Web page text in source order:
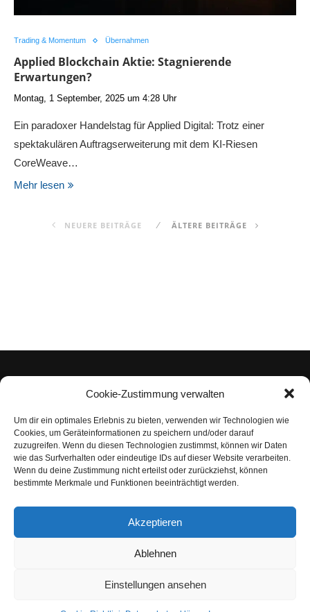
Cookie-Zustimmung verwalten
Um dir ein optimales Erlebnis zu bieten, verwenden wir Technologien wie
Cookies, um Geräteinformationen zu speichern und/oder darauf
zuzugreifen. Wenn du diesen Technologien zustimmst, können wir Daten
wie das Surfverhalten oder eindeutige IDs auf dieser Website verarbeiten.
Wenn du deine Zustimmung nicht erteilst oder zurückziehst, können
bestimmte Merkmale und Funktionen beeinträchtigt werden.
Akzeptieren
Ablehnen
Einstellungen ansehen
Trading & Momentum Übernahmen
Applied Blockchain Aktie: Stagnierende
Erwartungen?
Montag, 1 September, 2025 um 4:28 Uhr
Ein paradoxer Handelstag für Applied Digital: Trotz einer
spektakulären Auftragserweiterung mit dem KI-Riesen
CoreWeave…
Mehr lesen
NEUERE BEITRÄGE ÄLTERE BEITRÄGE
Impressum
Datenschutzerklärung
Nutzungsbedingungen | Haftungsausschluss
AGB